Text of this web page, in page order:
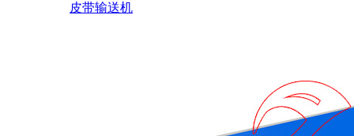
皮带输送机